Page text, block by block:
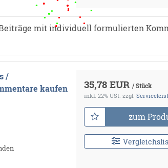
mit individuell formulierten
/
kaufen
35,78 EUR / Stück
inkl. 22% USt. zzgl.
zum
●
●
●
●